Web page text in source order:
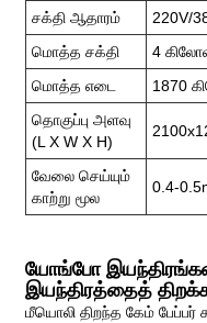
சக்தி ஆதாரம்
220V/
மொத்த சக்தி
4
மொத்த எடை
1870
தொகுப்பு அளவு
(L X W X H)
வேலை செய்யும்
காற்று மூல
0.4-
யோங்போ
இயந்திரத்தைத்
மீயொலி திறந்த கேம்